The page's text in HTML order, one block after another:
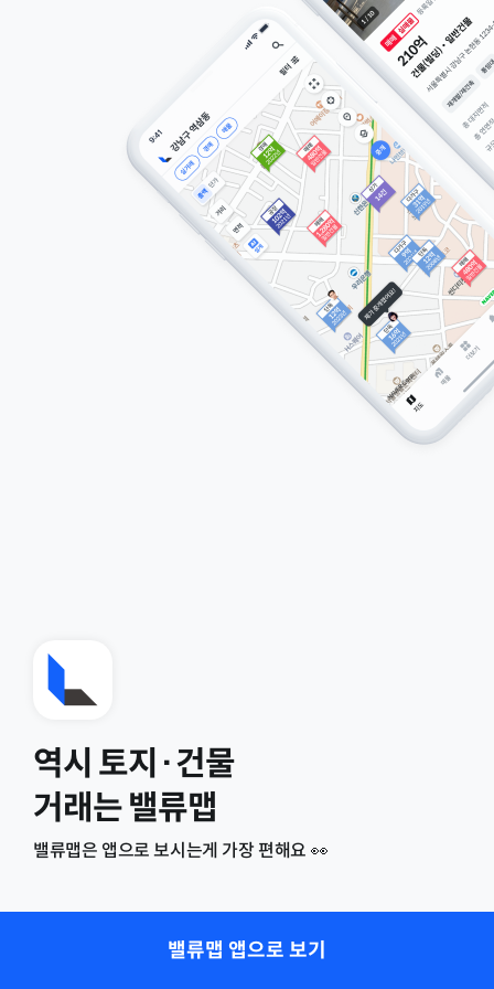
역시 토지·건물
거래는 밸류맵
밸류맵은 앱으로 보시는게 가장 편해요 👀
밸류맵 앱으로 보기